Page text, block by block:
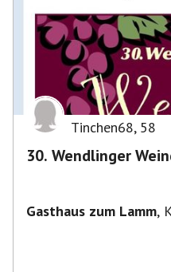
Tinchen68, 58
30. Wendlinger
Gasthaus zum Lamm,